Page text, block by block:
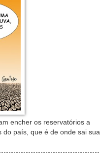
encher os reservatórios a
do país, que é de onde sai sua